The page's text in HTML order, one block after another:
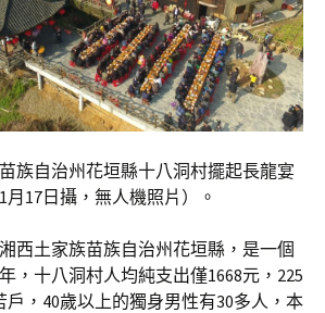
族自治州花垣縣十八洞村擺起長龍宴
月17日攝，無人機照片）。
西土家族苗族自治州花垣縣，是一個
，十八洞村人均純支出僅1668元，225
戶，40歲以上的獨身男性有30多人，本